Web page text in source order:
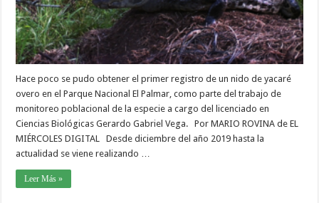
Hace poco se pudo obtener el primer registro de un nido de yacaré
overo en el Parque Nacional El Palmar, como parte del trabajo de
monitoreo poblacional de la especie a cargo del licenciado en
Ciencias Biológicas Gerardo Gabriel Vega. Por MARIO ROVINA de EL
MIÉRCOLES DIGITAL Desde diciembre del año 2019 hasta la
actualidad se viene realizando …
Leer Más »